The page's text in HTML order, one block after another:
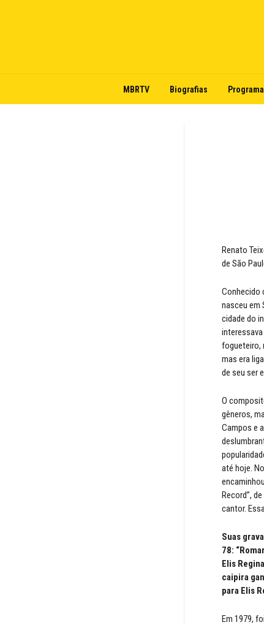
MBRTV Biografias
Renato
de São
Conhecido
nasceu em
cidade do
fogueteiro,
mas era
de seu ser
O
gêneros,
Campos e
até hoje.
Record”,
cantor.
Suas
78:
Elis
caipira
para Elis
Em 1979,